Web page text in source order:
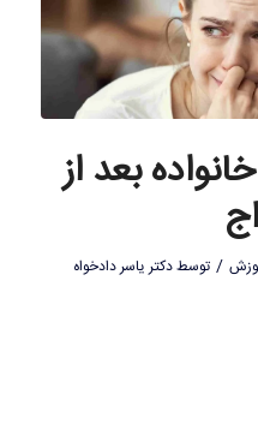
بعد از
/ توسطدکتر یاسر دادخواه